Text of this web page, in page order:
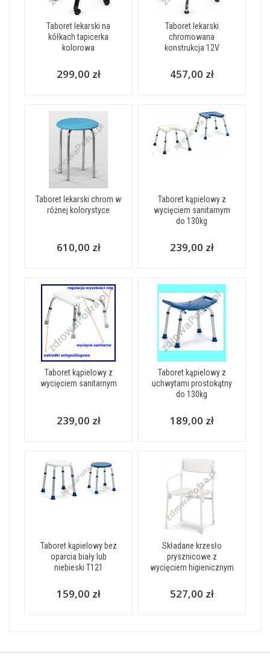
Taboret lekarski na
kółkach tapicerka
kolorowa
299,00 zł
Taboret lekarski
chromowana
konstrukcja 12V
457,00 zł
Taboret lekarski chrom w
różnej kolorystyce
610,00 zł
Taboret kąpielowy z
wycięciem sanitarnym
do 130kg
239,00 zł
Taboret kąpielowy z
wycięciem sanitarnym
239,00 zł
Taboret kąpielowy z
uchwytami prostokątny
do 130kg
189,00 zł
Taboret kąpielowy bez
oparcia biały lub
niebieski T121
159,00 zł
Składane krzesło
prysznicowe z
wycięciem higienicznym
527,00 zł